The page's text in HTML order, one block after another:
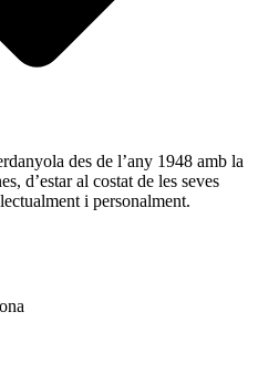
des de l’any 1948 amb la
d’estar al costat de les seves
i personalment.